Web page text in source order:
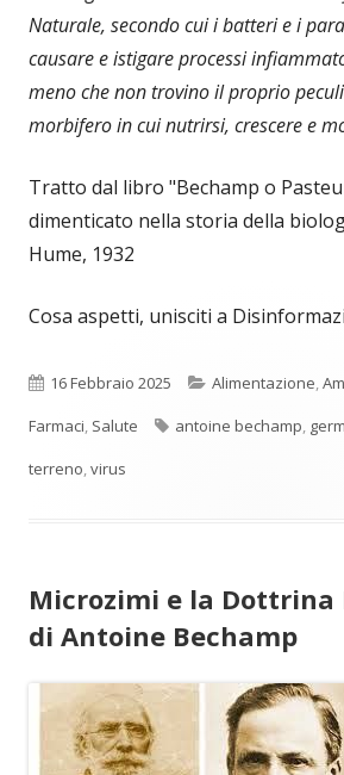
Naturale, secondo cui i batteri e i
causare e istigare processi
meno che non trovino il proprio
morbifero in cui nutrirsi, crescere e
Tratto dal libro "Bechamp o
dimenticato nella storia della
Hume, 1932
Cosa aspetti, unisciti a
Pubblicato
16 Febbraio 2025 Categorie
Alimentazione,
Farmaci, Salute Tag
antoine bechamp,
terreno,virus
Microzimi e la Dottrina
di Antoine Bechamp